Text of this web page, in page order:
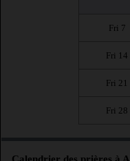
Fri 7
Fri 14
Fri 21
Fri 28